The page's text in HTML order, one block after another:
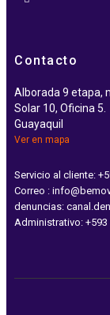
Contacto
Alborada 9 etapa,
Solar 10, Oficina 5.
Guayaquil
Ver en mapa
Servicio al cliente:
Correo :
denuncias:
Administrativo: +593